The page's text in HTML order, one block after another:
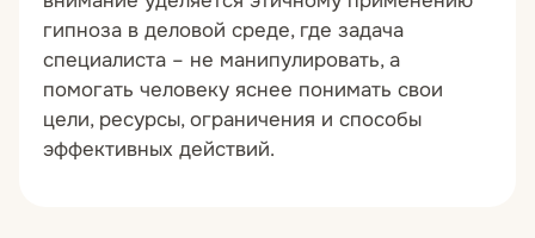
гипноза в деловой среде, где задача
специалиста – не манипулировать, а
помогать человеку яснее понимать свои
цели, ресурсы, ограничения и способы
эффективных действий.